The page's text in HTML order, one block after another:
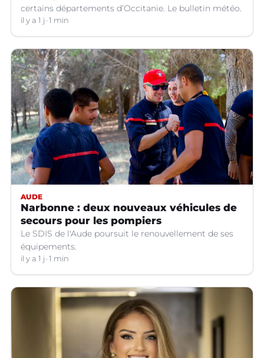
certains départements d’Occitanie. Le bulletin météo.
il y a 1 j 1 min
AUDE
Narbonne : deux nouveaux véhicules de
secours pour les pompiers
Le SDIS de l'Aude poursuit le renouvellement de ses
équipements.
il y a 1 j 1 min